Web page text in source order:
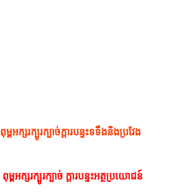
ពុម្ពអក្សរក្បូរក្បាច់ក្តារបន្ទះទទឹងនិងប្រវែង
ពុម្ពអក្សរក្បូរក្បាច់ ក្តារបន្ទះអត្ថប្រយោជន៍